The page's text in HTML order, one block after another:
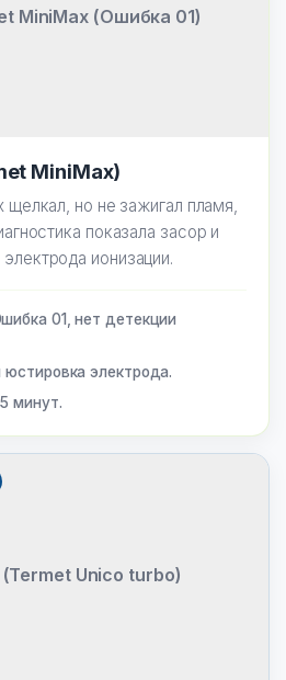
MiniMax (Ошибка 01)
MiniMax)
щелкал, но не зажигал пламя,
показала засор и
ионизации.
01, нет детекции
юстировка электрода.
минут.
Unico turbo)